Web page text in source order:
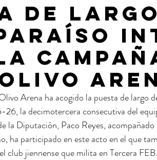
de
Arena ha acogido la puesta de largo
la decimotercera consecutiva del
la Diputación, Paco Reyes,
ha participado en este acto en el que
club jiennense que milita en Tercera FEB.